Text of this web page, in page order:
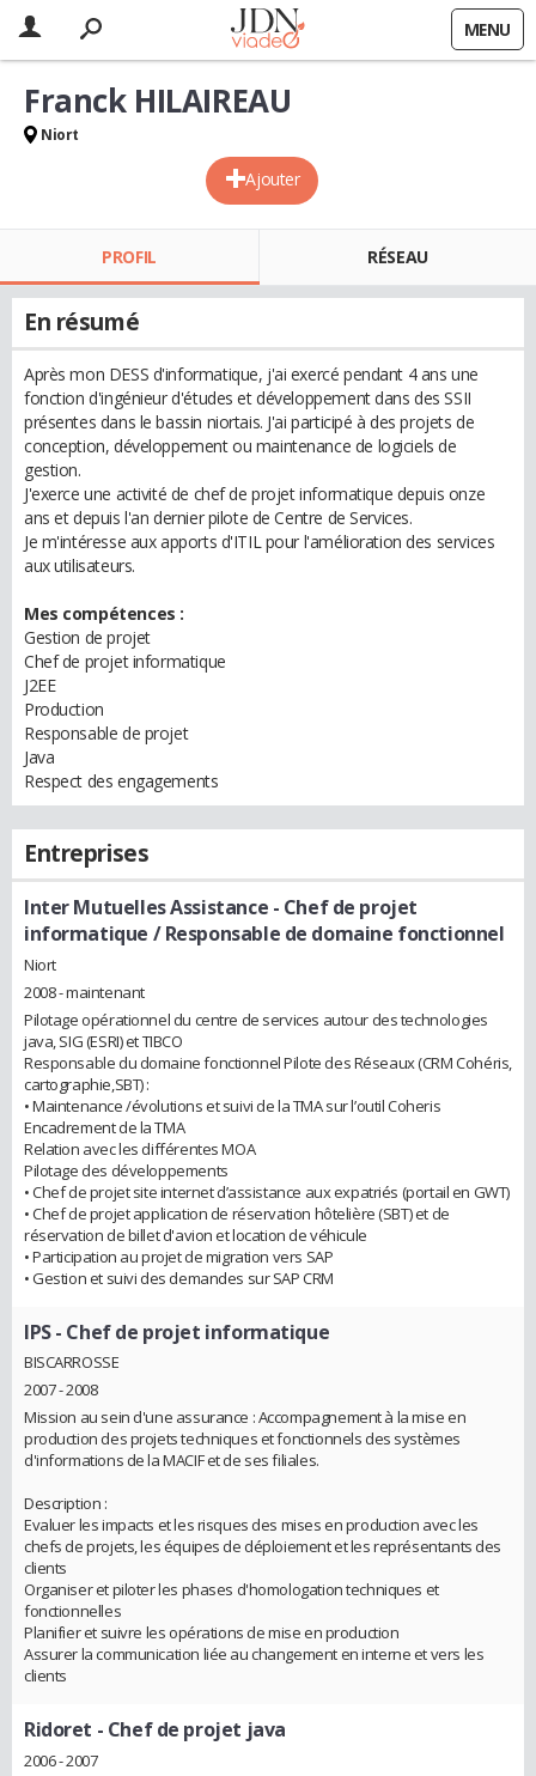
MENU
Ajouter
Franck HILAIREAU
Niort
PROFIL RÉSEAU
En résumé
Après mon DESS d'informatique, j'ai exercé pendant 4 ans une
fonction d'ingénieur d'études et développement dans des SSII
présentes dans le bassin niortais. J'ai participé à des projets de
conception, développement ou maintenance de logiciels de
gestion.
J'exerce une activité de chef de projet informatique depuis onze
ans et depuis l'an dernier pilote de Centre de Services.
Je m'intéresse aux apports d'ITIL pour l'amélioration des services
aux utilisateurs.
Mes compétences :
Gestion de projet
Chef de projet informatique
J2EE
Production
Responsable de projet
Java
Respect des engagements
Entreprises
Inter Mutuelles Assistance - Chef de projet
informatique / Responsable de domaine fonctionnel
Niort
2008 - maintenant
Pilotage opérationnel du centre de services autour des technologies
java, SIG (ESRI) et TIBCO
Responsable du domaine fonctionnel Pilote des Réseaux (CRM Cohéris,
cartographie,SBT) :
• Maintenance /évolutions et suivi de la TMA sur l’outil Coheris
Encadrement de la TMA
Relation avec les différentes MOA
Pilotage des développements
• Chef de projet site internet d’assistance aux expatriés (portail en GWT)
• Chef de projet application de réservation hôtelière (SBT) et de
réservation de billet d'avion et location de véhicule
• Participation au projet de migration vers SAP
• Gestion et suivi des demandes sur SAP CRM
IPS- Chef de projet informatique
BISCARROSSE
2007 - 2008
Mission au sein d'une assurance : Accompagnement à la mise en
production des projets techniques et fonctionnels des systèmes
d'informations de la MACIF et de ses filiales.
Description :
Evaluer les impacts et les risques des mises en production avec les
chefs de projets, les équipes de déploiement et les représentants des
clients
Organiser et piloter les phases d'homologation techniques et
fonctionnelles
Planifier et suivre les opérations de mise en production
Assurer la communication liée au changement en interne et vers les
clients
Ridoret - Chef de projet java
2006 - 2007